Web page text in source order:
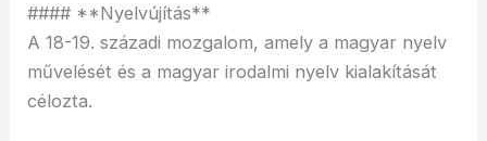
#### **Nyelvújítás**
A 18-19. századi mozgalom, amely a magyar nyelv
művelését és a magyar irodalmi nyelv kialakítását
célozta.